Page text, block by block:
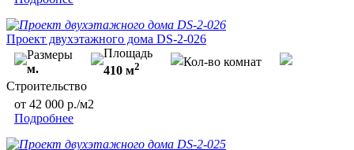
Проект двухэтажного дома DS-2-026
Размеры
м.
Площадь
410 м2
Кол-во комнат
Строительство
от 42 000 р./м2
Подробнее